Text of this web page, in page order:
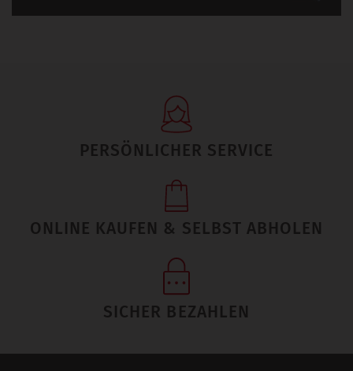
PERSÖNLICHER SERVICE
ONLINE KAUFEN & SELBST ABHOLEN
SICHER BEZAHLEN